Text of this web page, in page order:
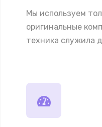
Мы используем
оригинальные
техника служила